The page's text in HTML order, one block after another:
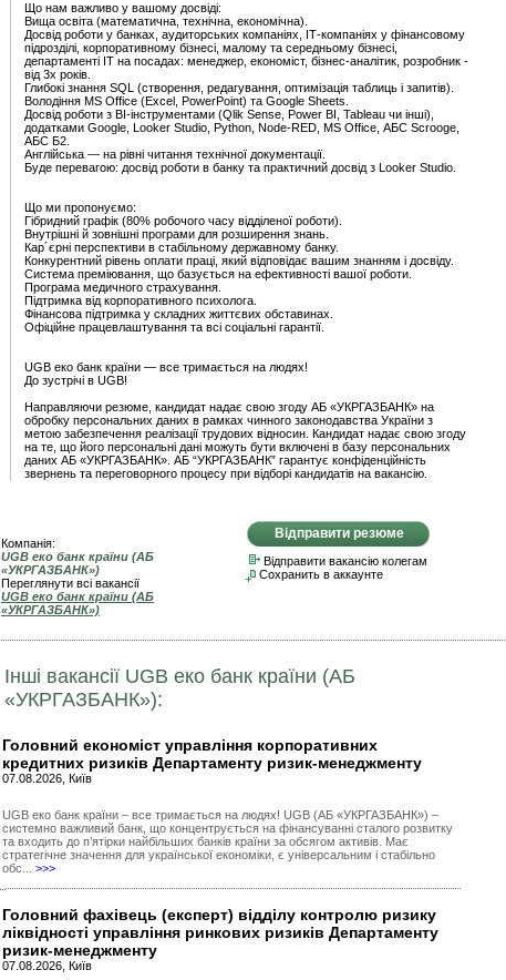
Що нам важливо у вашому досвіді:
Вища освіта (математична, технічна, економічна).
Досвід роботи у банках, аудиторських компаніях, ІТ-компаніях у фінансовому
підрозділі, корпоративному бізнесі, малому та середньому бізнесі,
департаменті ІТ на посадах: менеджер, економіст, бізнес-аналітик, розробник -
від 3х років.
Глибокі знання SQL (створення, редагування, оптимізація таблиць і запитів).
Володіння MS Office (Excel, PowerPoint) та Google Sheets.
Досвід роботи з BI-інструментами (Qlik Sense, Power BI, Tableau чи інші),
додатками Google, Looker Studio, Python, Node-RED, MS Office, АБС Scrooge,
АБС Б2.
Англійська — на рівні читання технічної документації.
Буде перевагою: досвід роботи в банку та практичний досвід з Looker Studio.
Що ми пропонуємо:
Гібридний графік (80% робочого часу відділеної роботи).
Внутрішні й зовнішні програми для розширення знань.
Кар´єрні перспективи в стабільному державному банку.
Конкурентний рівень оплати праці, який відповідає вашим знанням і досвіду.
Система преміювання, що базується на ефективності вашої роботи.
Програма медичного страхування.
Підтримка від корпоративного психолога.
Фінансова підтримка у складних життєвих обставинах.
Офіційне працевлаштування та всі соціальні гарантії.
UGB еко банк країни — все тримається на людях!
До зустрічі в UGB!
Направляючи резюме, кандидат надає свою згоду АБ «УКРГАЗБАНК» на
обробку персональних даних в рамках чинного законодавства України з
метою забезпечення реалізації трудових відносин. Кандидат надає свою згоду
на те, що його персональні дані можуть бути включені в базу персональних
даних АБ «УКРГАЗБАНК». АБ “УКРГАЗБАНК” гарантує конфіденційність
звернень та переговорного процесу при відборі кандидатів на вакансію.
Компанія:
UGB еко банк країни (АБ
«УКРГАЗБАНК»)
Переглянути всі вакансії
UGB еко банк країни (АБ
«УКРГАЗБАНК»)
Відправити резюме
Відправити вакансію колегам
Сохранить в аккаунте
Інші вакансії UGB еко банк країни (АБ
«УКРГАЗБАНК»):
Головний економіст управління корпоративних
кредитних ризиків Департаменту ризик-менеджменту
07.08.2026, Київ
UGB еко банк країни – все тримається на людях! UGB (АБ «УКРГАЗБАНК») –
системно важливий банк, що концентрується на фінансуванні сталого розвитку
та входить до п’ятірки найбільших банків країни за обсягом активів. Має
стратегічне значення для української економіки, є універсальним і стабільно
обс... >>>
Головний фахівець (експерт) відділу контролю ризику
ліквідності управління ринкових ризиків Департаменту
ризик-менеджменту
07.08.2026, Київ